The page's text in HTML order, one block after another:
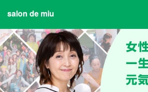
salon de miu